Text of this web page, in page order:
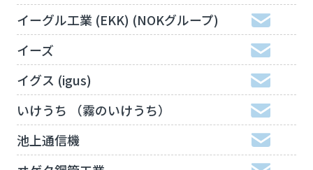
イーグル工業 (EKK) (NOKグループ)
イーズ
イグス (igus)
いけうち （霧のいけうち）
池上通信機